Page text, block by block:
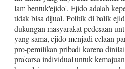
lam bentuk'ejido'. Ejido adalah
tidak bisa dijual. Politik di balik
dukungan masyarakat pedesaan
yang sama, ejido menjadi celaan
pro‑pemilikan pribadi karena
prakarsa individual untuk